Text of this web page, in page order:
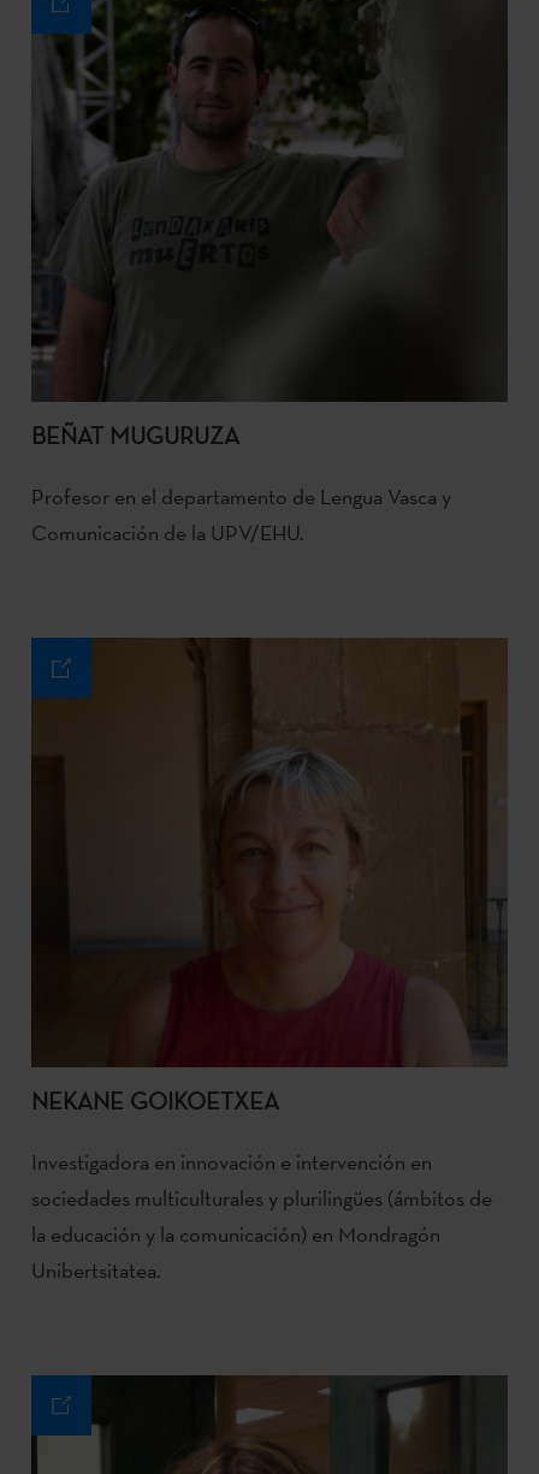
BEÑAT MUGURUZA
Profesor en el departamento de Lengua Vasca y
Comunicación de la UPV/EHU.
NEKANE GOIKOETXEA
Investigadora en innovación e intervención en
sociedades multiculturales y plurilingües (ámbitos de
la educación y la comunicación) en Mondragón
Unibertsitatea.